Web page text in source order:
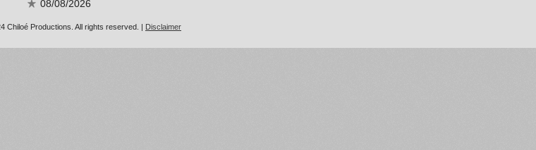
08/08/2026
Chiloé Productions. All rights reserved. | Disclaimer